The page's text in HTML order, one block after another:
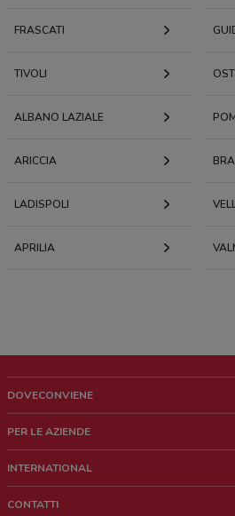
FRASCATI
TIVOLI
ALBANO LAZIALE
ARICCIA
LADISPOLI
APRILIA
DOVECONVIENE
Chi siamo
Lavora con noi
PER LE AZIENDE
Richieste commerciali e marketing
INTERNATIONAL
CONTATTI